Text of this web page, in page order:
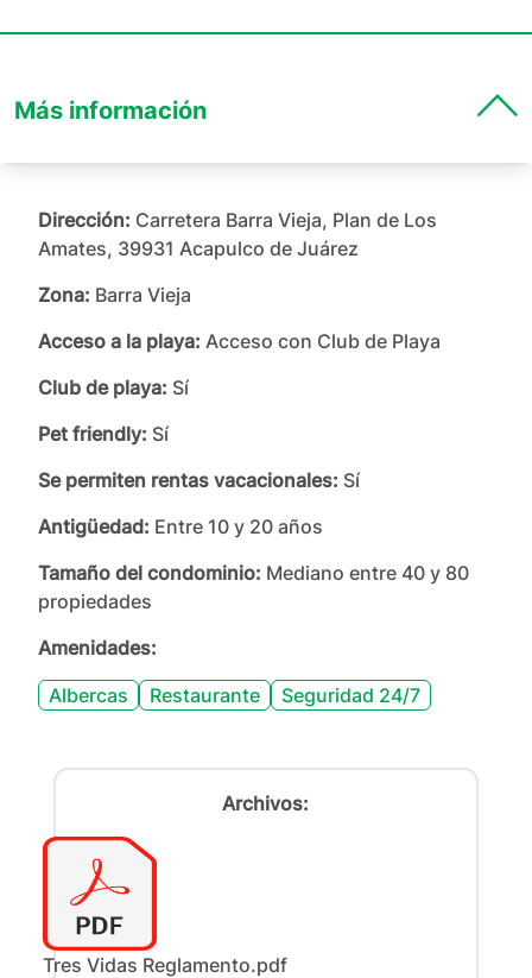
Más información
Dirección: Carretera Barra Vieja, Plan de Los
Amates, 39931 Acapulco de Juárez
Zona: Barra Vieja
Acceso a la playa: Acceso con Club de Playa
Club de playa: Sí
Pet friendly: Sí
Se permiten rentas vacacionales: Sí
Antigüedad: Entre 10 y 20 años
Tamaño del condominio: Mediano entre 40 y 80
propiedades
Amenidades:
Albercas
Restaurante Seguridad 24/7
Archivos:
Tres Vidas Reglamento.pdf